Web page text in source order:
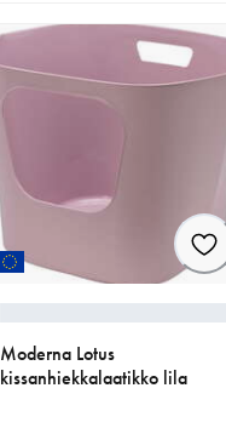
Moderna Lotus
kissanhiekkalaatikko lila